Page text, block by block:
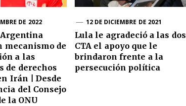
DE 2022
mecanismo de
a las
de derechos
Irán | Desde
del Consejo
la ONU
12 DE DICIEMBRE DE 2021
Lula le agradeció a las dos
CTA el apoyo que le
brindaron frente a la
persecución política